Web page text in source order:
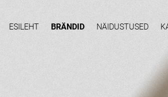
ESILEHT BRÄNDID NÄIDUSTUSED